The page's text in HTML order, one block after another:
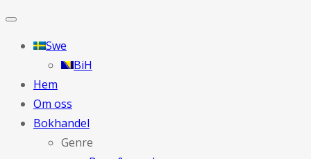
Swe
BiH
Hem
Om oss
Bokhandel
Genre